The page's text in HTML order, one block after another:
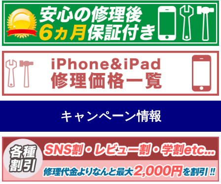
キャンペーン情報